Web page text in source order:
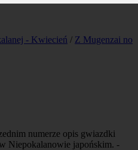
- Kwiecień / Z Mugenzai no
numerze opis gwiazdki
Niepokalanowie japońskim. -